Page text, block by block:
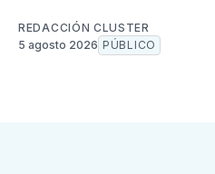
REDACCIÓN CLUSTER
5 agosto 2026 PÚBLICO